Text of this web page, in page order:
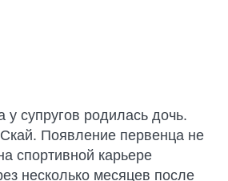
супругов родилась дочь.
Появление первенца не
спортивной карьере
несколько месяцев после